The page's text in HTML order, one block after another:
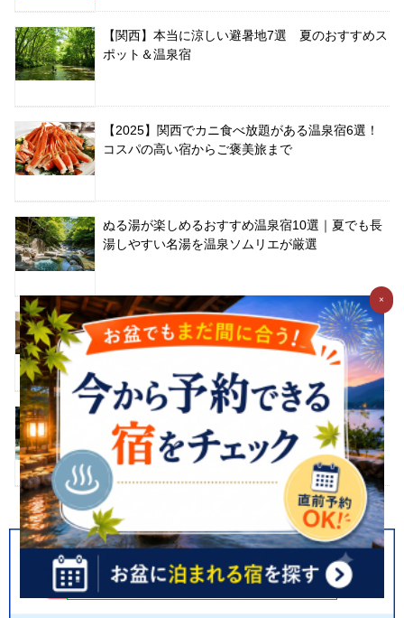
【関西】本当に涼しい避暑地7選 夏のおすすめス
ポット＆温泉宿
【2025】関西でカニ食べ放題がある温泉宿6選！
コスパの高い宿からご褒美旅まで
ぬる湯が楽しめるおすすめ温泉宿10選｜夏でも長
湯しやすい名湯を温泉ソムリエが厳選
関東の穴場温泉｜今週末でも予約が取りやすい温
泉宿を温泉ソムリエが紹介
【関東】猛暑を忘れる！本当に涼しい厳選避暑地
TOP10
×